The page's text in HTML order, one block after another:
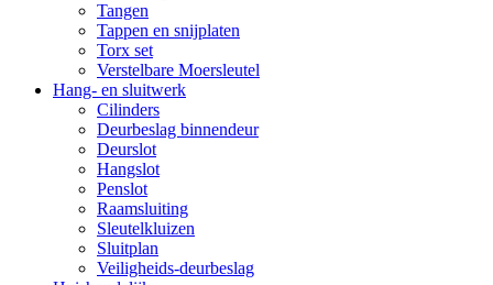
Tangen
Tappen en snijplaten
Torx set
Verstelbare Moersleutel
Hang- en sluitwerk
Cilinders
Deurbeslag binnendeur
Deurslot
Hangslot
Penslot
Raamsluiting
Sleutelkluizen
Sluitplan
Veiligheids-deurbeslag